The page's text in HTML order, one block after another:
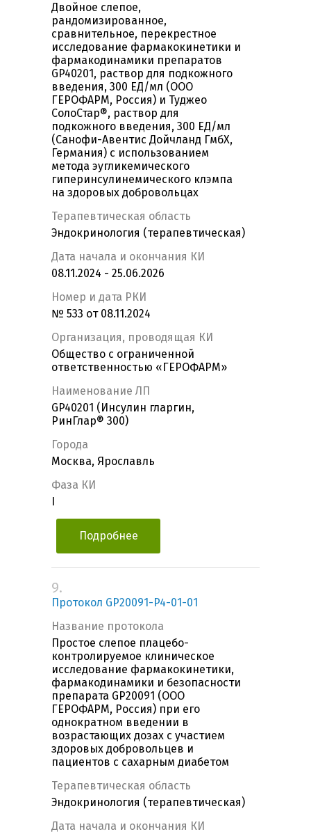
Двойное слепое,
рандомизированное,
сравнительное, перекрестное
исследование фармакокинетики и
фармакодинамики препаратов
GP40201, раствор для подкожного
введения, 300 ЕД/мл (ООО
ГЕРОФАРМ, Россия) и Туджео
СолоСтар®, раствор для
подкожного введения, 300 ЕД/мл
(Санофи-Авентис Дойчланд ГмбХ,
Германия) с использованием
метода эугликемического
гиперинсулинемического клэмпа
на здоровых добровольцах
Терапевтическая область
Эндокринология (терапевтическая)
Дата начала и окончания КИ
08.11.2024 - 25.06.2026
Номер и дата РКИ
№ 533 от 08.11.2024
Организация, проводящая КИ
Общество с ограниченной
ответственностью «ГЕРОФАРМ»
Наименование ЛП
GP40201 (Инсулин гларгин,
РинГлар® 300)
Города
Москва, Ярославль
Фаза КИ
Подробнее
9.
Протокол GP20091-P4-01-01
Название протокола
Простое слепое плацебо-
контролируемое клиническое
исследование фармакокинетики,
фармакодинамики и безопасности
препарата GP20091 (ООО
ГЕРОФАРМ, Россия) при его
однократном введении в
возрастающих дозах с участием
здоровых добровольцев и
пациентов с сахарным диабетом
Терапевтическая область
Эндокринология (терапевтическая)
Дата начала и окончания КИ